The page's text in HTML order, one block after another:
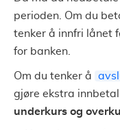
perioden. Om du
tenker å innfri lånet
for banken.
Om du tenker å
gjøre ekstra
underkurs og